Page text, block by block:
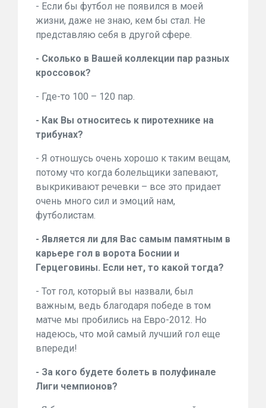
- Если бы футбол не появился в моей
жизни, даже не знаю, кем бы стал. Не
представляю себя в другой сфере.
- Сколько в Вашей коллекции пар разных
кроссовок?
- Где-то 100 – 120 пар.
- Как Вы относитесь к пиротехнике на
трибунах?
- Я отношусь очень хорошо к таким вещам,
потому что когда болельщики запевают,
выкрикивают речевки – все это придает
очень много сил и эмоций нам,
футболистам.
- Является ли для Вас самым памятным в
карьере гол в ворота Боснии и
Герцеговины. Если нет, то какой тогда?
- Тот гол, который вы назвали, был
важным, ведь благодаря победе в том
матче мы пробились на Евро-2012. Но
надеюсь, что мой самый лучший гол еще
впереди!
- За кого будете болеть в полуфинале
Лиги чемпионов?